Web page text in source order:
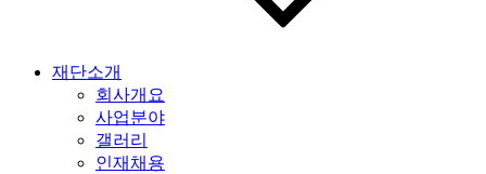
재단소개
회사개요
사업분야
갤러리
인재채용